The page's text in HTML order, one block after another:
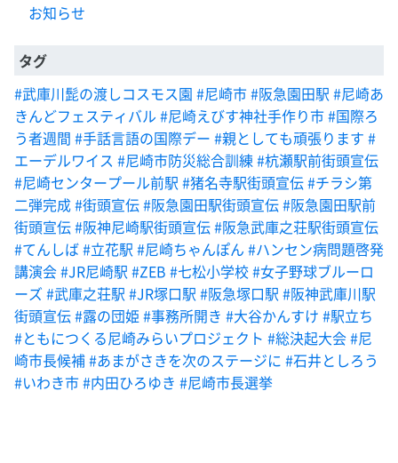
お知らせ
タグ
#武庫川髭の渡しコスモス園 #尼崎市#阪急園田駅 #尼崎あ
きんどフェスティバル #尼崎えびす神社手作り市#国際ろ
う者週間 #手話言語の国際デー #親としても頑張ります #
エーデルワイス #尼崎市防災総合訓練#杭瀬駅前街頭宣伝
#尼崎センタープール前駅 #猪名寺駅街頭宣伝#チラシ第
二弾完成#街頭宣伝#阪急園田駅街頭宣伝#阪急園田駅前
街頭宣伝#阪神尼崎駅街頭宣伝#阪急武庫之荘駅街頭宣伝
#てんしば#立花駅 #尼崎ちゃんぽん #ハンセン病問題啓発
講演会#JR尼崎駅 #ZEB #七松小学校#女子野球ブルーロ
ーズ #武庫之荘駅 #JR塚口駅 #阪急塚口駅 #阪神武庫川駅
街頭宣伝#露の団姫 #事務所開き #大谷かんすけ #駅立ち
#ともにつくる尼崎みらいプロジェクト #総決起大会#尼
崎市長候補#あまがさきを次のステージに #石井としろう
#いわき市#内田ひろゆき #尼崎市長選挙